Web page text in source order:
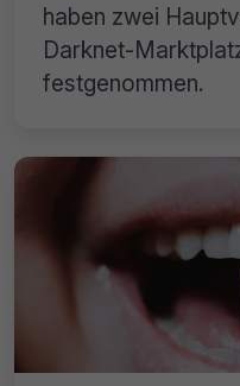
haben zwei
Darknet-
festgenommen.